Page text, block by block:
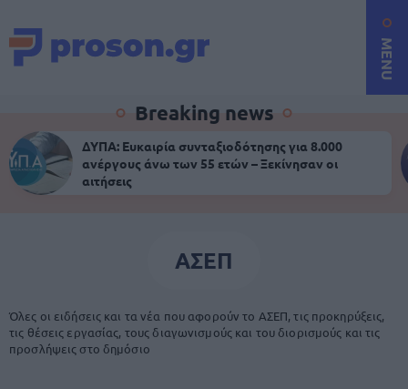
MENU
Breaking news
ΔΥΠΑ: Ευκαιρία συνταξιοδότησης για 8.000
ανέργους άνω των 55 ετών – Ξεκίνησαν οι
αιτήσεις
ΑΣΕΠ
Όλες οι ειδήσεις και τα νέα που αφορούν το ΑΣΕΠ, τις προκηρύξεις,
τις θέσεις εργασίας, τους διαγωνισμούς και του διορισμούς και τις
προσλήψεις στο δημόσιο